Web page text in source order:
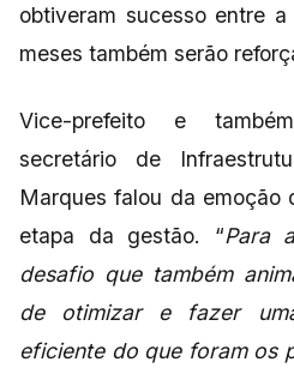
obtiveram sucesso entre
meses também serão
Vice-prefeito e
secretário de
Marques falou da emoção
etapa da gestão. “Para
desafio que também
de otimizar e fazer
eficiente do que foram os